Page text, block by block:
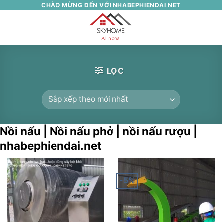
CHÀO MỪNG ĐẾN VỚI NHABEPHIENDAI.NET
LỌC
Nồi nấu | Nồi nấu phở | nồi nấu rượu |
nhabephiendai.net
-5%